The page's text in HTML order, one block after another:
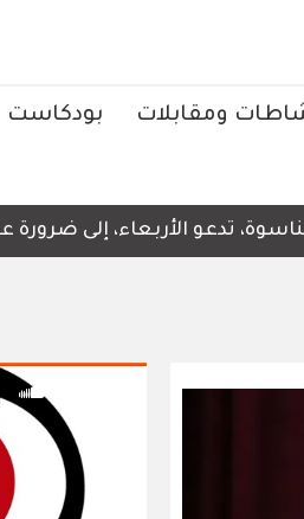
ومقابلات بودكاست
الأربعاء، إلى ضرورة عدم